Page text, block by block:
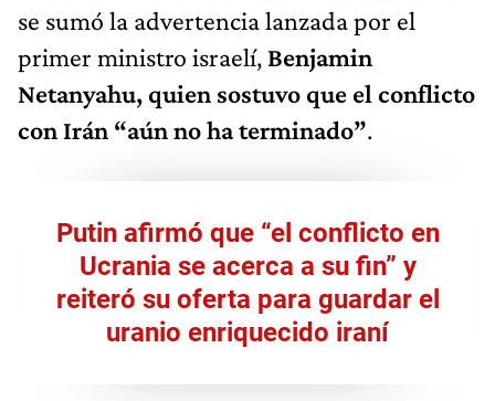
se sumó la advertencia lanzada por el
primer ministro israelí, Benjamin
Netanyahu, quien sostuvo que el conflicto
con Irán “aún no ha terminado”.
Putin afirmó que “el conflicto en
Ucrania se acerca a su fin” y
reiteró su oferta para guardar el
uranio enriquecido iraní